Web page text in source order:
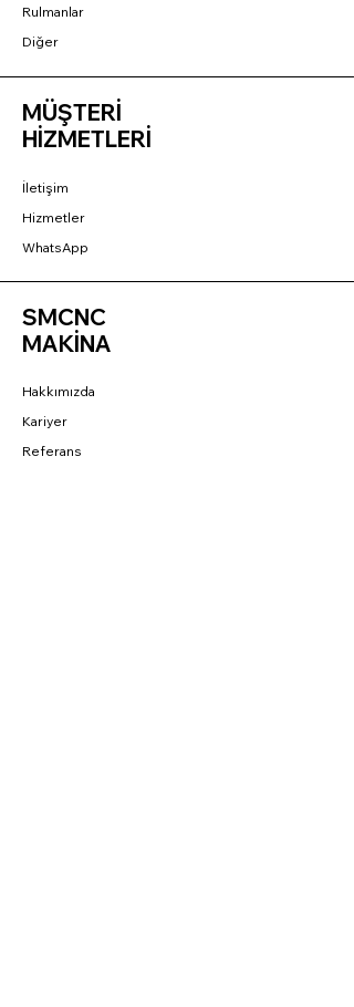
Rulmanlar
Diğer
MÜŞTERİ
HİZMETLERİ
İletişim
Hizmetler
WhatsApp
SMCNC
MAKİNA
Hakkımızda
Kariyer
Referans